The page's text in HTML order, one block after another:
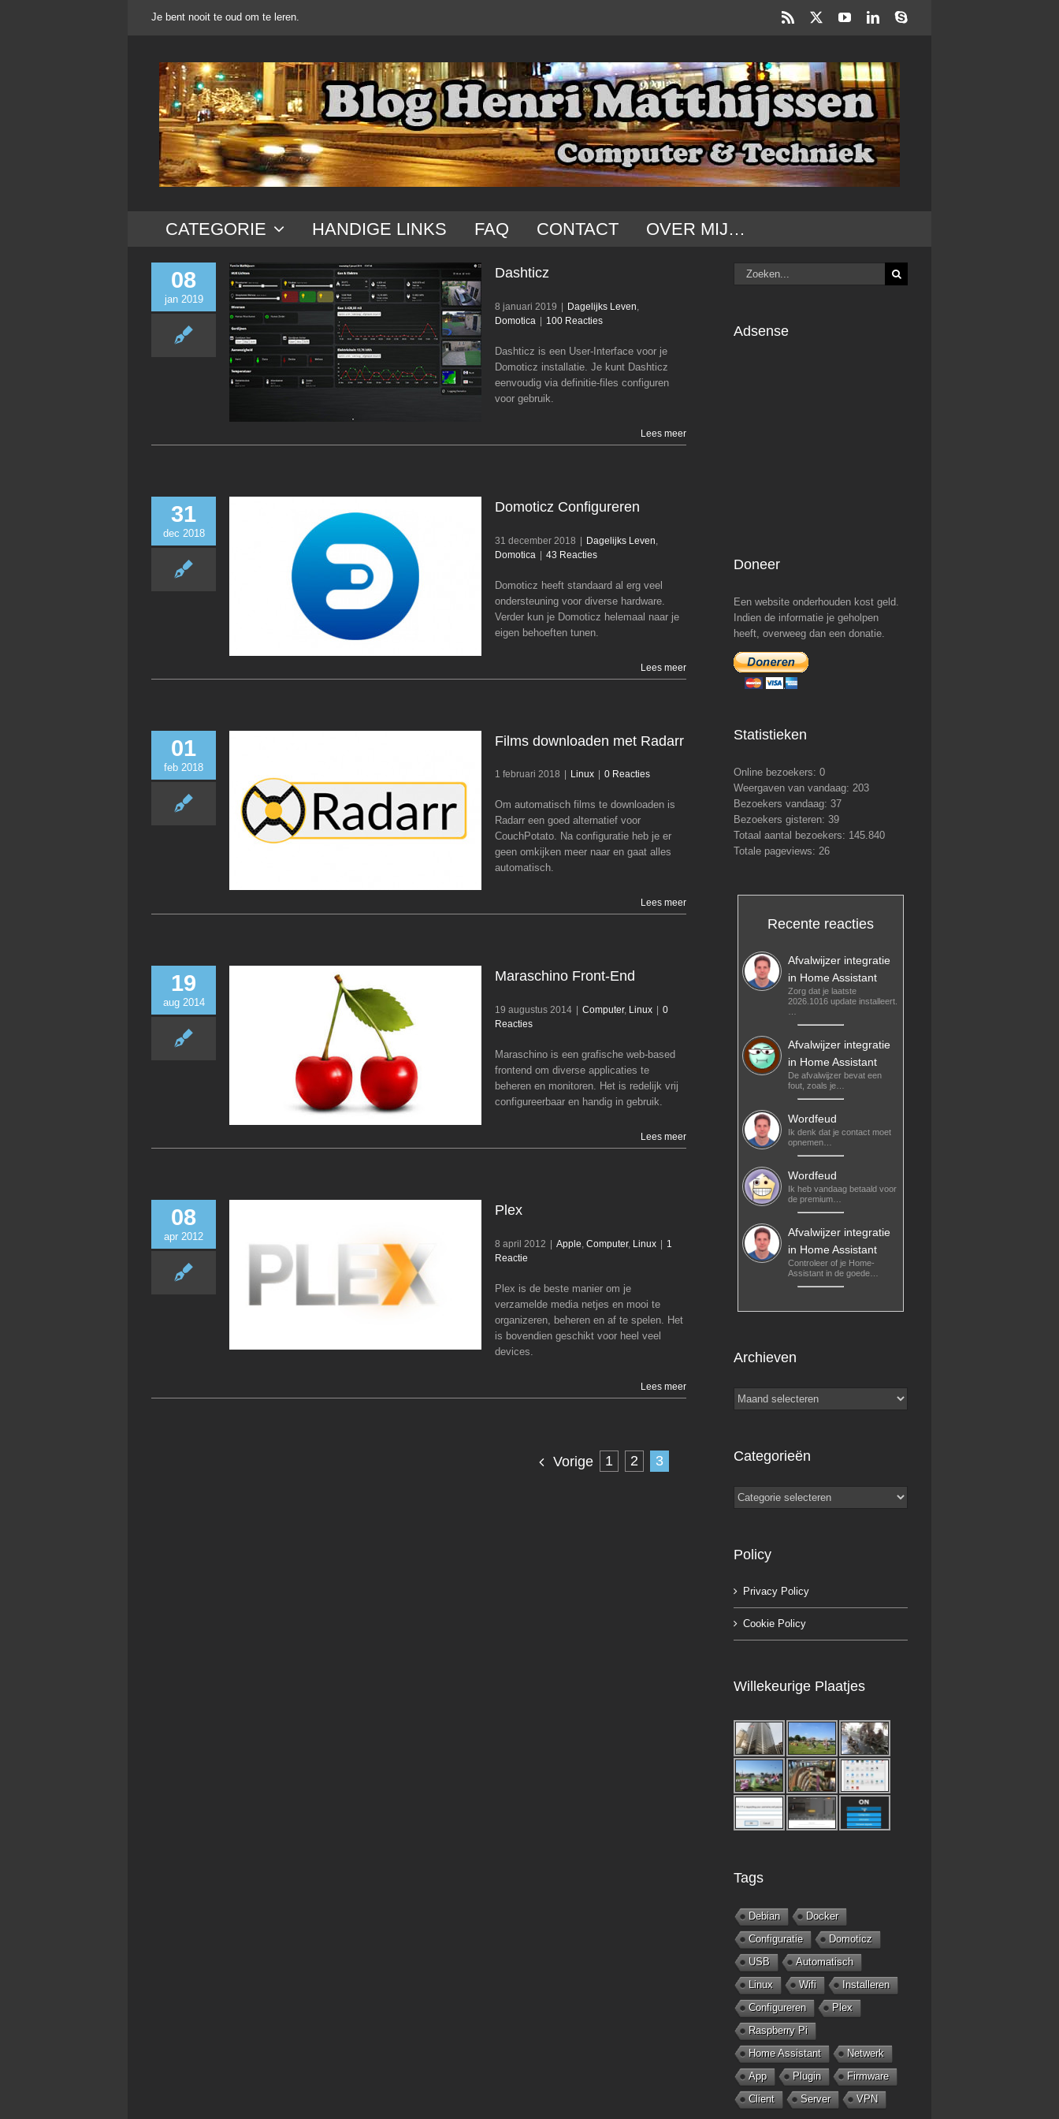
Je bent nooit te oud om te leren. Rss YouTubeLinkedInSkype
CATEGORIE HANDIGE LINKS FAQ CONTACT OVER MIJ…
08
jan 2019
Dashticz
Dagelijks Leven Domotica
Dashticz
8 januari 2019 | Dagelijks Leven
Domotica | 100 Reacties
Dashticz is een User-Interface voor je
Domoticz installatie. Je kunt Dashticz
eenvoudig via definitie-files configuren
voor gebruik.
Lees meer
31
dec 2018
Domoticz Configureren
Dagelijks Leven Domotica
Domoticz Configureren
31 december 2018 | Dagelijks Leven
Domotica | 43 Reacties
Domoticz heeft standaard al erg veel
ondersteuning voor diverse hardware.
Verder kun je Domoticz helemaal naar je
eigen behoeften tunen.
Lees meer
01
feb 2018
Films downloaden met Radarr
Linux
Films downloaden met Radarr
1 februari 2018 Linux 0 Reacties
Om automatisch films te downloaden is
Radarr een goed alternatief voor
CouchPotato. Na configuratie heb je er
geen omkijken meer naar en gaat alles
automatisch.
Lees meer
19
aug 2014
Maraschino Front-End
Computer Linux
Maraschino Front-End
19 augustus 2014 Computer, Linux
0
Reacties
Maraschino is een grafische web-based
frontend om diverse applicaties te
beheren en monitoren. Het is redelijk vrij
configureerbaar en handig in gebruik.
Lees meer
08
apr 2012
Plex
Apple Computer Linux
Plex
8 april 2012 Apple, Computer, Linux
1
Reactie
Plex is de beste manier om je
verzamelde media netjes en mooi te
organizeren, beheren en af te spelen. Het
is bovendien geschikt voor heel veel
devices.
Lees meer
Vorige 1 2 3
Zoeken
naar:
Adsense
Doneer
Een website onderhouden kost geld.
Indien de informatie je geholpen
heeft, overweeg dan een donatie.
Statistieken
Online bezoekers:0
Weergaven van vandaag: 203
Bezoekers vandaag:37
Bezoekers gisteren:39
Totaal aantal bezoekers: 145.840
Totale pageviews: 26
Recente reacties
Afvalwijzer integratie
in Home Assistant
Zorg dat je laatste
2026.1016 update installeert.
Afvalwijzer integratie
in Home Assistant
De afvalwijzer bevat een
fout, zoals je…
Wordfeud
Ik denk dat je contact moet
opnemen…
Wordfeud
Ik heb vandaag betaald voor
de premium…
Afvalwijzer integratie
in Home Assistant
Controleer of je Home-
Assistant in de goede…
Archieven
Archieven
Categorieën
Categorieën
Policy
Privacy Policy
Cookie Policy
Willekeurige Plaatjes
Tags
Debian
Docker
Configuratie
Domoticz
USB
Automatisch
Linux
Wifi
Installeren
Configureren
Plex
Raspberry Pi
Home Assistant
Netwerk
App
Plugin
Firmware
Client
Server VPN